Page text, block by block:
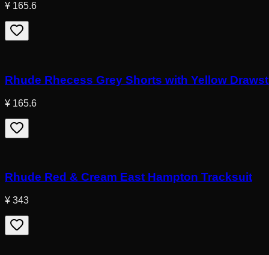
¥ 165.6
Rhude Rhecess Grey Shorts with Yellow
¥ 165.6
Rhude Red & Cream East Hampton Tracksuit
¥ 343